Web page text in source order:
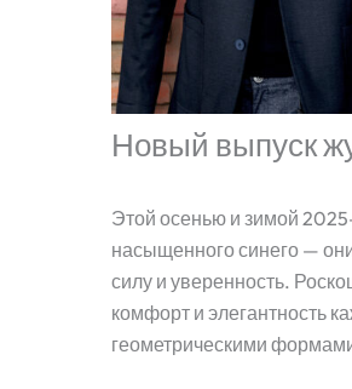
Новый выпуск
Этой осенью и зимой
насыщенного синего —
силу и уверенность.
комфорт и элегантность
геометрическими